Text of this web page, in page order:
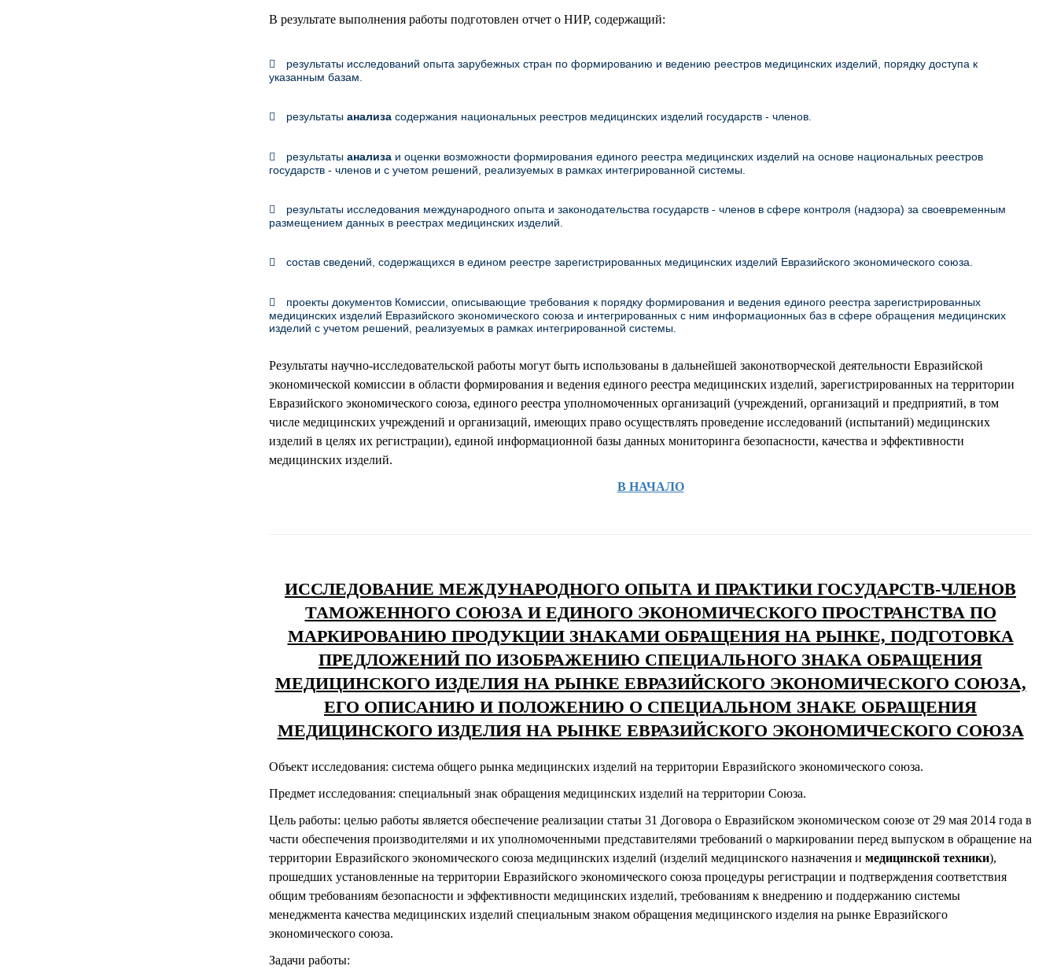
В результате выполнения работы подготовлен отчет о НИР, содержащий:
результаты исследований опыта зарубежных стран по формированию и ведению реестров медицинских изделий, порядку доступа к
указанным базам.
результаты анализа содержания национальных реестров медицинских изделий государств - членов.
результаты анализа и оценки возможности формирования единого реестра медицинских изделий на основе национальных реестров
государств - членов и с учетом решений, реализуемых в рамках интегрированной системы.
результаты исследования международного опыта и законодательства государств - членов в сфере контроля (надзора) за своевременным
размещением данных в реестрах медицинских изделий.
состав сведений, содержащихся в едином реестре зарегистрированных медицинских изделий Евразийского экономического союза.
проекты документов Комиссии, описывающие требования к порядку формирования и ведения единого реестра зарегистрированных
медицинских изделий Евразийского экономического союза и интегрированных с ним информационных баз в сфере обращения медицинских
изделий с учетом решений, реализуемых в рамках интегрированной системы.
Результаты научно-исследовательской работы могут быть использованы в дальнейшей законотворческой деятельности Евразийской
экономической комиссии в области формирования и ведения единого реестра медицинских изделий, зарегистрированных на территории
Евразийского экономического союза, единого реестра уполномоченных организаций (учреждений, организаций и предприятий, в том
числе медицинских учреждений и организаций, имеющих право осуществлять проведение исследований (испытаний) медицинских
изделий в целях их регистрации), единой информационной базы данных мониторинга безопасности, качества и эффективности
медицинских изделий.
В НАЧАЛО
ИССЛЕДОВАНИЕ МЕЖДУНАРОДНОГО ОПЫТА И ПРАКТИКИ ГОСУДАРСТВ-ЧЛЕНОВ
ТАМОЖЕННОГО СОЮЗА И ЕДИНОГО ЭКОНОМИЧЕСКОГО ПРОСТРАНСТВА ПО
МАРКИРОВАНИЮ ПРОДУКЦИИ ЗНАКАМИ ОБРАЩЕНИЯ НА РЫНКЕ, ПОДГОТОВКА
ПРЕДЛОЖЕНИЙ ПО ИЗОБРАЖЕНИЮ СПЕЦИАЛЬНОГО ЗНАКА ОБРАЩЕНИЯ
МЕДИЦИНСКОГО ИЗДЕЛИЯ НА РЫНКЕ ЕВРАЗИЙСКОГО ЭКОНОМИЧЕСКОГО СОЮЗА,
ЕГО ОПИСАНИЮ И ПОЛОЖЕНИЮ О СПЕЦИАЛЬНОМ ЗНАКЕ ОБРАЩЕНИЯ
МЕДИЦИНСКОГО ИЗДЕЛИЯ НА РЫНКЕ ЕВРАЗИЙСКОГО ЭКОНОМИЧЕСКОГО СОЮЗА
Объект исследования: система общего рынка медицинских изделий на территории Евразийского экономического союза.
Предмет исследования: специальный знак обращения медицинских изделий на территории Союза.
Цель работы: целью работы является обеспечение реализации статьи 31 Договора о Евразийском экономическом союзе от 29 мая 2014 года в
части обеспечения производителями и их уполномоченными представителями требований о маркировании перед выпуском в обращение на
территории Евразийского экономического союза медицинских изделий (изделий медицинского назначения и медицинской техники),
прошедших установленные на территории Евразийского экономического союза процедуры регистрации и подтверждения соответствия
общим требованиям безопасности и эффективности медицинских изделий, требованиям к внедрению и поддержанию системы
менеджмента качества медицинских изделий специальным знаком обращения медицинского изделия на рынке Евразийского
экономического союза.
Задачи работы: